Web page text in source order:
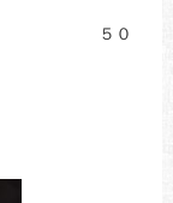
ぬき） ５０